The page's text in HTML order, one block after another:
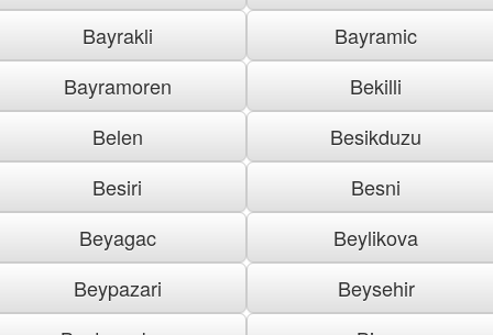
Bayrakli
Bayramic
Bayramoren
Bekilli
Belen
Besikduzu
Besiri
Besni
Beyagac
Beylikova
Beypazari
Beysehir